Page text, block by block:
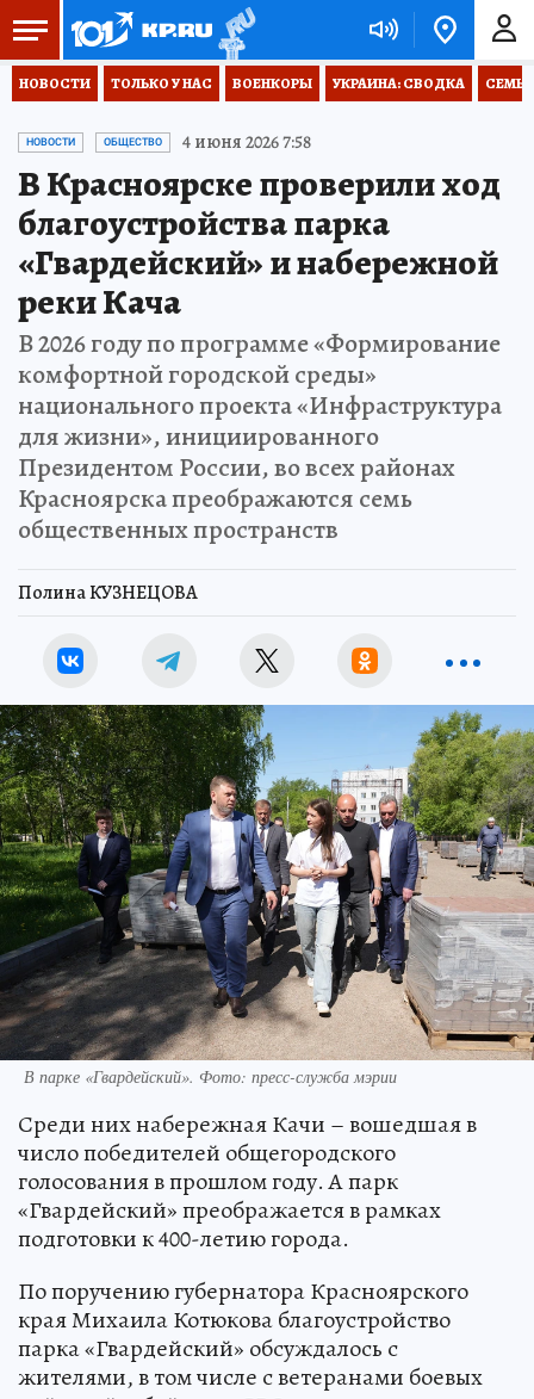
НОВОСТИ ТОЛЬКО У НАС ВОЕНКОРЫ УКРАИНА: СВОДКА
НОВОСТИ ОБЩЕСТВО 4 июня 2026 7:58
В Красноярске проверили ход
благоустройства парка
«Гвардейский» и набережной
реки Кача
В 2026 году по программе «Формирование
комфортной городской среды»
национального проекта «Инфраструктура
для жизни», инициированного
Президентом России, во всех районах
Красноярска преображаются семь
общественных пространств
Полина КУЗНЕЦОВА
В парке «Гвардейский». Фото: пресс-служба мэрии
Среди них набережная Качи – вошедшая в
число победителей общегородского
голосования в прошлом году. А парк
«Гвардейский» преображается в рамках
подготовки к 400-летию города.
По поручению губернатора Красноярского
края Михаила Котюкова благоустройство
парка «Гвардейский» обсуждалось с
жителями, в том числе с ветеранами боевых